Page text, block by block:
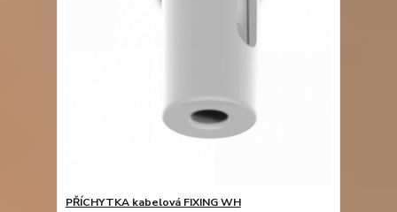
PŘÍCHYTKA kabelová FIXING WH